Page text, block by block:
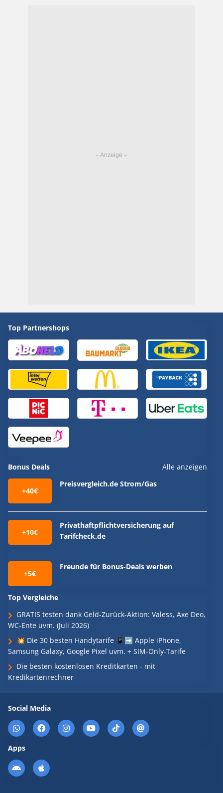
Top Partnershops
Bonus Deals Alle anzeigen
+40€
Preisvergleich.de Strom/Gas
+10€
Privathaftpflichtversicherung auf
Tarifcheck.de
+5€
Freunde für Bonus-Deals werben
Top Vergleiche
GRATIS testen dank Geld-Zurück-Aktion: Valess, Axe Deo,
WC-Ente uvm. (Juli 2026)
💥 Die 30 besten Handytarife 📱➡️ Apple iPhone,
Samsung Galaxy, Google Pixel uvm. + SIM-Only-Tarife
Die besten kostenlosen Kreditkarten - mit
Kredikartenrechner
Social Media
Apps